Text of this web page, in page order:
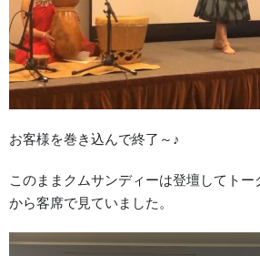
お客様を巻き込んで終了～♪
このままクムサンディーは登壇してトー
から客席で見ていました。